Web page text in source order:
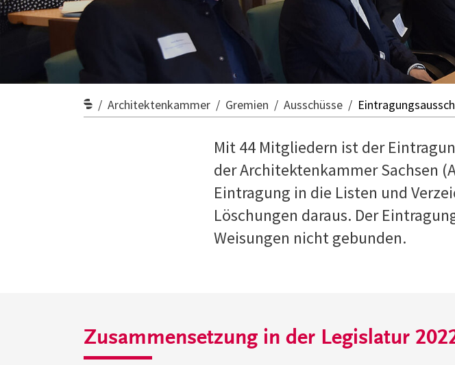
Architektenkammer Gremien Ausschüsse
Mit 44 Mitgliedern ist der
der Architektenkammer Sachsen
Eintragung in die Listen und
Löschungen daraus. Der
Weisungen nicht gebunden.
Zusammensetzung in der Legislatur